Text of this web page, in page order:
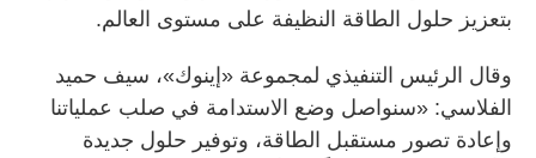
بتعزيز حلول الطاقة النظيفة على مستوى العالم.
وقال الرئيس التنفيذي لمجموعة «إينوك»، سيف حميد
الفلاسي: «سنواصل وضع الاستدامة في صلب عملياتنا
وإعادة تصور مستقبل الطاقة، وتوفير حلول جديدة